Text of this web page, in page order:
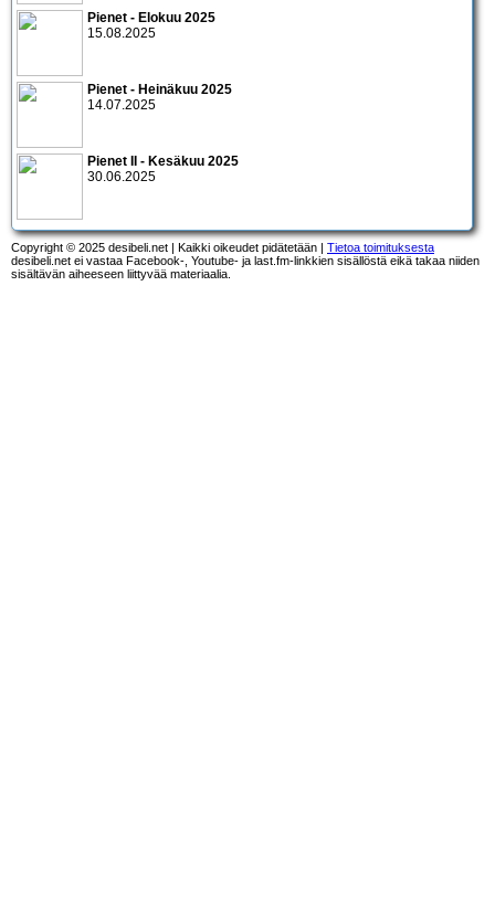
Pienet - Elokuu 2025
15.08.2025
Pienet - Heinäkuu 2025
14.07.2025
Pienet II - Kesäkuu 2025
30.06.2025
Copyright © 2025 desibeli.net | Kaikki oikeudet pidätetään | Tietoa toimituksesta
desibeli.net ei vastaa Facebook-, Youtube- ja last.fm-linkkien sisällöstä eikä takaa niiden
sisältävän aiheeseen liittyvää materiaalia.